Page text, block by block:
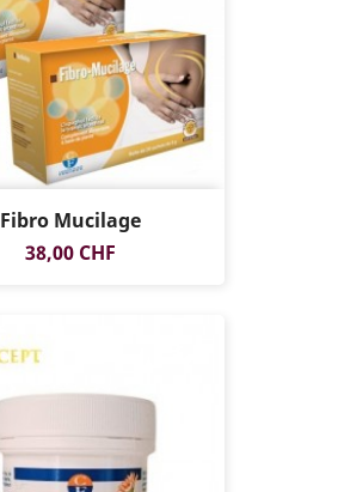
Fibro Mucilage
Prix
38,00 CHF